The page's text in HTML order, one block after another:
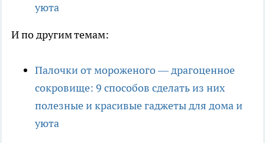
уюта
И по другим темам:
Палочки от мороженого — драгоценное
сокровище: 9 способов сделать из них
полезные и красивые гаджеты для дома и
уюта